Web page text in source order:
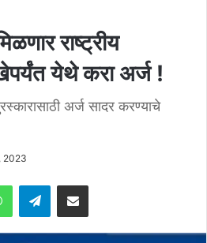
राष्ट्रीय
येथे करा अर्ज !
अर्ज सादर करण्याचे
2023
WhatsAppTelegramShare via Email